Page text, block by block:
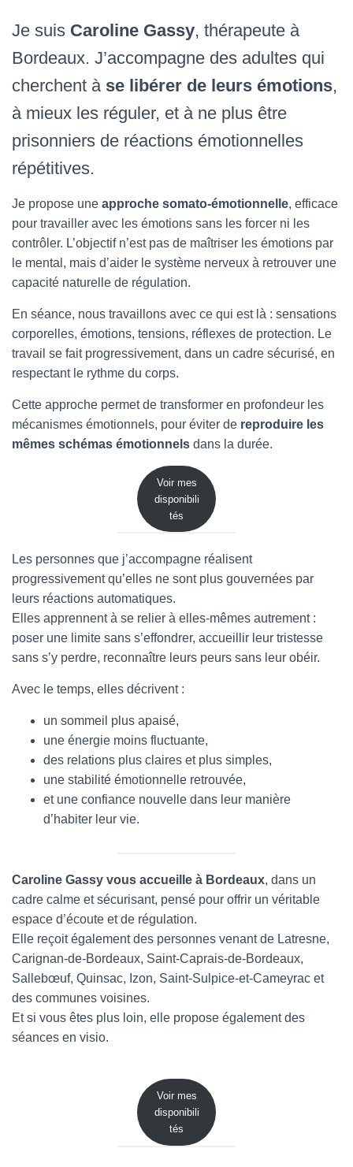
Je suis Caroline Gassy, thérapeute à
Bordeaux. J’accompagne des adultes qui
cherchent à se libérer de leurs émotions,
à mieux les réguler, et à ne plus être
prisonniers de réactions émotionnelles
répétitives.
Je propose une approche somato-émotionnelle, efficace
pour travailler avec les émotions sans les forcer ni les
contrôler. L’objectif n’est pas de maîtriser les émotions par
le mental, mais d’aider le système nerveux à retrouver une
capacité naturelle de régulation.
En séance, nous travaillons avec ce qui est là : sensations
corporelles, émotions, tensions, réflexes de protection. Le
travail se fait progressivement, dans un cadre sécurisé, en
respectant le rythme du corps.
Cette approche permet de transformer en profondeur les
mécanismes émotionnels, pour éviter de reproduire les
mêmes schémas émotionnels dans la durée.
Voir mes
disponibili
tés
Les personnes que j’accompagne réalisent
progressivement qu’elles ne sont plus gouvernées par
leurs réactions automatiques.
Elles apprennent à se relier à elles-mêmes autrement :
poser une limite sans s’effondrer, accueillir leur tristesse
sans s’y perdre, reconnaître leurs peurs sans leur obéir.
Avec le temps, elles décrivent :
un sommeil plus apaisé,
une énergie moins fluctuante,
des relations plus claires et plus simples,
une stabilité émotionnelle retrouvée,
et une confiance nouvelle dans leur manière
d’habiter leur vie.
Caroline Gassy vous accueille à Bordeaux, dans un
cadre calme et sécurisant, pensé pour offrir un véritable
espace d’écoute et de régulation.
Elle reçoit également des personnes venant de Latresne,
Carignan-de-Bordeaux, Saint-Caprais-de-Bordeaux,
Sallebœuf, Quinsac, Izon, Saint-Sulpice-et-Cameyrac et
des communes voisines.
Et si vous êtes plus loin, elle propose également des
séances en visio.
Voir mes
disponibili
tés